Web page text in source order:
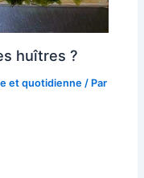
huîtres ?
et quotidienne / Par